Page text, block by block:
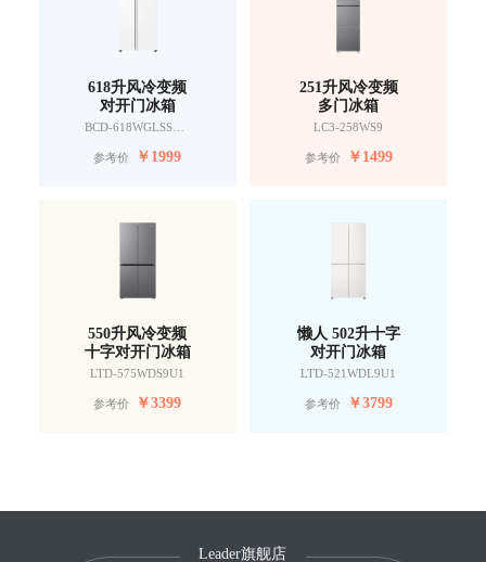
618升风冷变频
对开门冰箱
BCD-618WGLSSEDW9
参考价 ￥1999
251升风冷变频
多门冰箱
LC3-258WS9
参考价 ￥1499
550升风冷变频
十字对开门冰箱
LTD-575WDS9U1
参考价 ￥3399
懒人 502升十字
对开门冰箱
LTD-521WDL9U1
参考价 ￥3799
Leader旗舰店